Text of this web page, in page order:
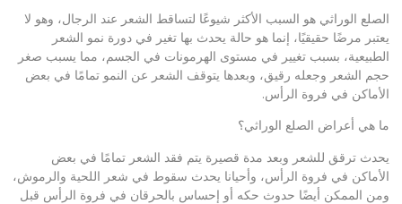
الصلع الوراثي هو السبب الأكثر شيوعًا لتساقط الشعر عند الرجال، وهو لا
يعتبر مرضًا حقيقيًا، إنما هو حالة يحدث بها تغير في دورة نمو الشعر
الطبيعية، بسبب تغيير في مستوى الهرمونات في الجسم، مما يسبب صغر
حجم الشعر وجعله رقيق، وبعدها يتوقف الشعر عن النمو تمامًا في بعض
الأماكن في فروة الرأس.
ما هي أعراض الصلع الوراثي؟
يحدث ترقق للشعر وبعد مدة قصيرة يتم فقد الشعر تمامًا في بعض
الأماكن في فروة الرأس، وأحيانا يحدث سقوط في شعر اللحية والرموش،
ومن الممكن أيضًا حدوث حكه أو إحساس بالحرقان في فروة الرأس قبل